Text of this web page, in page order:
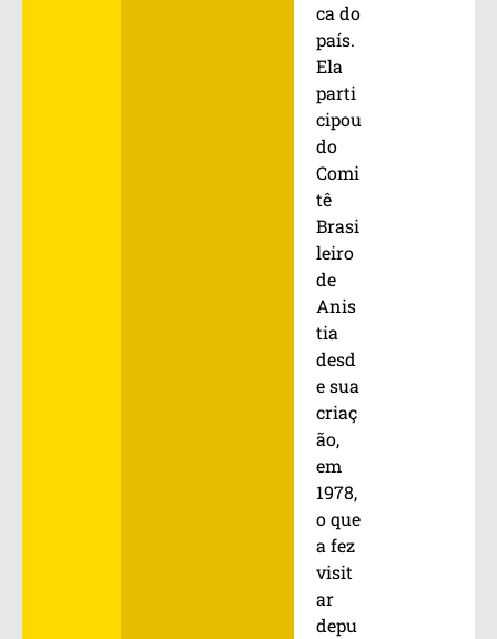
ca do
país.
Ela
parti
cipou
do
Comi
tê
Brasi
leiro
de
Anis
tia
desd
e sua
criaç
ão,
em
1978,
o que
a fez
visit
ar
depu